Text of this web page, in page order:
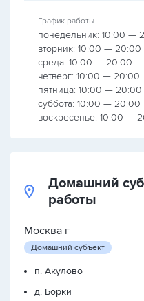
График работы
понедельник: 10:00 —
вторник: 10:00 — 20:00
среда: 10:00 — 20:00
четверг: 10:00 — 20:00
пятница: 10:00 — 20:00
суббота: 10:00 — 20:00
воскресенье: 10:00 —
Домашний
работы
Москва г
Домашний субъект
п. Акулово
д. Борки